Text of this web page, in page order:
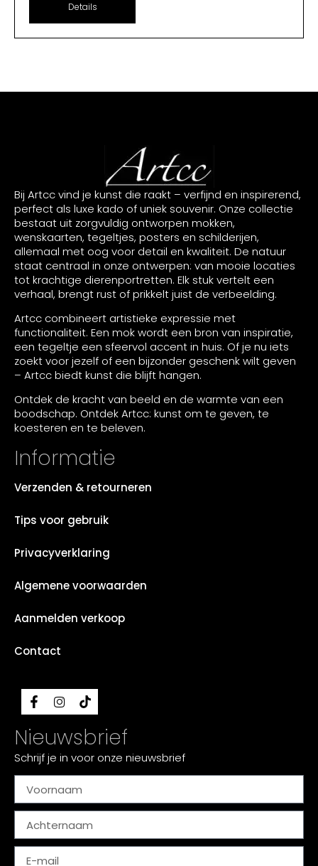
Details
Bij Artcc vind je kunst die raakt – verfijnd en inspirerend,
perfect als luxe kado of uniek souvenir. Onze collectie
bestaat uit zorgvuldig ontworpen mokken,
wenskaarten, tegeltjes, posters en schilderijen,
allemaal met oog voor detail en kwaliteit. De natuur
staat centraal in onze ontwerpen: van mooie locaties
tot krachtige dierenportretten. Elk stuk vertelt een
verhaal, brengt rust of prikkelt juist de verbeelding.
Artcc combineert artistieke expressie met
functionaliteit. Een mok wordt een bron van inspiratie,
een tegeltje een sfeervol accent in huis. Of je nu iets
zoekt voor jezelf of een bijzonder geschenk wilt geven
– Artcc biedt kunst die blijft hangen.
Ontdek de kracht van beeld en de warmte van een
boodschap. Ontdek Artcc: kunst om te geven, te
koesteren en te beleven.
Informatie
Verzenden & retourneren
Tips voor gebruik
Privacyverklaring
Algemene voorwaarden
Aanmelden verkoop
Contact
Nieuwsbrief
Schrijf je in voor onze nieuwsbrief